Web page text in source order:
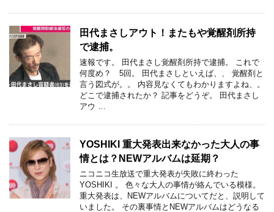
田代まさしアウト！またもや覚醒剤所持
で逮捕。
速報です。 田代まさし覚醒剤所持で逮捕。 これで
何度め？ 5回。 田代まさしといえば、、 覚醒剤と
言う図式が。。 内容見なくてもわかりますよね、。
どこで逮捕されたか？ 記事をどうぞ。 田代まさし
アウ …
YOSHIKI 重大発表出来なかった大人の事
情とは？NEWアルバムは延期？
ニコニコ生放送で重大発表が失敗に終わった
YOSHIKI 。 色々な大人の事情が絡んでいる模様。
重大発表は、NEWアルバムについてだと、説明して
いました。 その裏事情とNEWアルバムはどうなる